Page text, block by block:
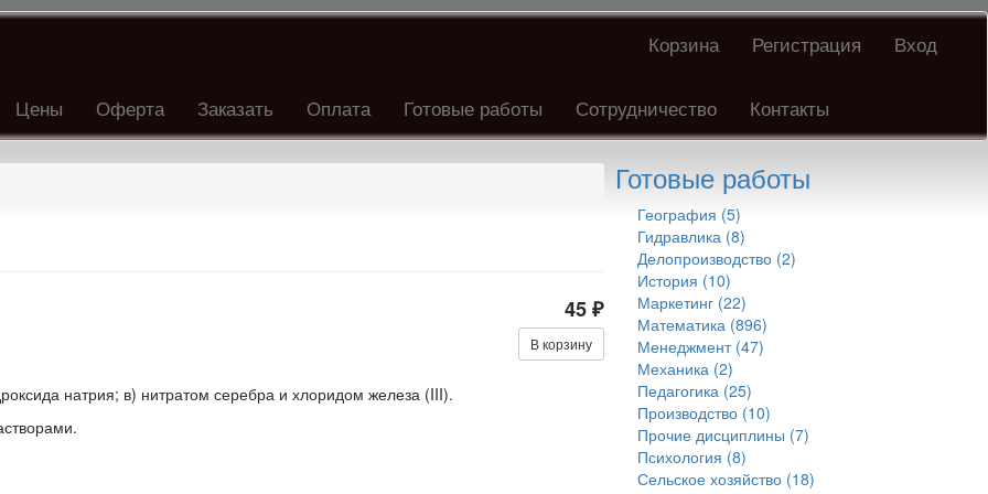
Корзина Регистрация Вход
Цены Оферта Заказать Оплата Готовые работы Сотрудничество Контакты
45 ₽
В корзину
натрия; в) нитратом серебра и хлоридом железа (III).
Готовые работы
География (5)
Гидравлика (8)
Делопроизводство (2)
История (10)
Маркетинг (22)
Математика (896)
Менеджмент (47)
Механика (2)
Педагогика (25)
Производство (10)
Прочие дисциплины (7)
Психология (8)
Сельское хозяйство (18)